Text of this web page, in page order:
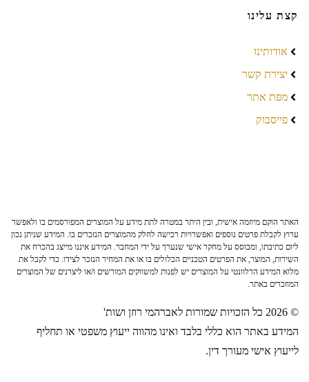
קצת עלינו
אודותינו
יצירת קשר
מפת אתר
פייסבוק
האתר הוקם מיוזמה אישית, ובין היתר במטרה לתת מידע על המוצרים המפורסמים בו ולאפשר
ערוץ לקבלת פרטים נוספים ואפשרויות רכישה לחלק מהמוצרים הנזכרים בו. המידע שניתן נכון
ליום כתיבתו, ומבוסס על מחקר אישי שנערך על ידי המחבר. המידע איננו מייצג בהכרח את
השירות, המוצר, את הפרטים הטכניים הכלולים בו או את המחיר הנזכר לצידו. כדי לקבל את
מלוא המידע הרלוונטי על המוצרים יש לפנות למשווקים המורשים ו/או ליצרנים של המוצרים
המוזכרים באתר.
© 2026 כל הזכויות שמורות לאברהמי רוזן ושות'
המידע באתר הוא כללי בלבד ואינו מהווה ייעוץ משפטי או תחליף
לייעוץ אישי מעורך דין.